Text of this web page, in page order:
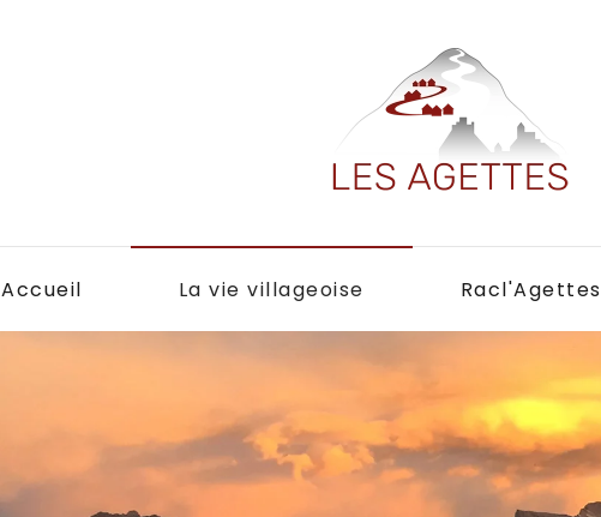
Accueil La vie villageoise Racl'Agettes